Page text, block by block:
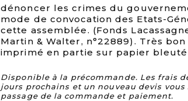
dénoncer les crimes du
mode de convocation des Etats-
cette assemblée. (Fonds
Martin & Walter, n°22889). Très
imprimé en partie sur papier
Disponible à la précommande. Les frais
jours prochains et un nouveau devis
passage de la commande et paiement.